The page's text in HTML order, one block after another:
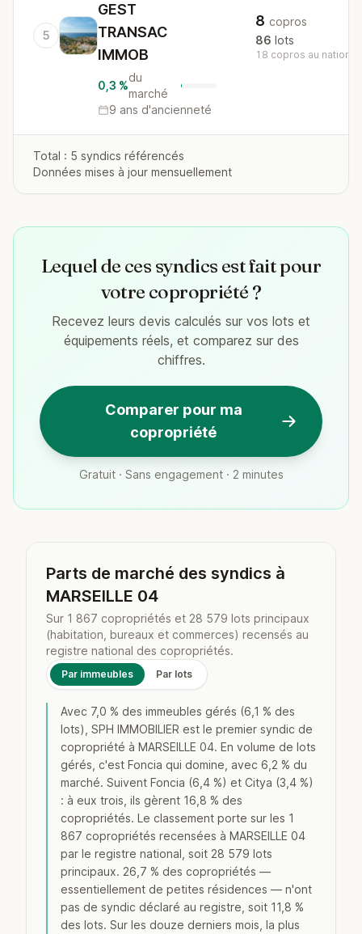
5
GEST
TRANSAC
IMMOB
0,3 %
du
marché
9 ans d'ancienneté
8 copros
86 lots
18 copros au national
Total : 5 syndics référencés
Données mises à jour mensuellement
Lequel de ces syndics est fait pour
votre copropriété ?
Recevez leurs devis calculés sur vos lots et
équipements réels, et comparez sur des
chiffres.
Comparer pour ma
copropriété
Gratuit · Sans engagement · 2 minutes
Parts de marché des syndics à
MARSEILLE 04
Sur 1 867 copropriétés et 28 579 lots principaux
(habitation, bureaux et commerces) recensés au
registre national des copropriétés.
Par immeubles Par lots
Avec 7,0 % des immeubles gérés (6,1 % des
lots), SPH IMMOBILIER est le premier syndic de
copropriété à MARSEILLE 04. En volume de lots
gérés, c'est Foncia qui domine, avec 6,2 % du
marché. Suivent Foncia (6,4 %) et Citya (3,4 %)
: à eux trois, ils gèrent 16,8 % des
copropriétés. Le classement porte sur les 1
867 copropriétés recensées à MARSEILLE 04
par le registre national, soit 28 579 lots
principaux. 26,7 % des copropriétés —
essentiellement de petites résidences — n'ont
pas de syndic déclaré au registre, soit 11,8 %
des lots. Sur les douze derniers mois, la plus